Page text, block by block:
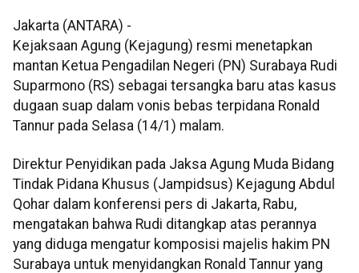
Jakarta (ANTARA) -
Kejaksaan Agung (Kejagung) resmi menetapkan
mantan Ketua Pengadilan Negeri (PN) Surabaya Rudi
Suparmono (RS) sebagai tersangka baru atas kasus
dugaan suap dalam vonis bebas terpidana Ronald
Tannur pada Selasa (14/1) malam.
Direktur Penyidikan pada Jaksa Agung Muda Bidang
Tindak Pidana Khusus (Jampidsus) Kejagung Abdul
Qohar dalam konferensi pers di Jakarta, Rabu,
mengatakan bahwa Rudi ditangkap atas perannya
yang diduga mengatur komposisi majelis hakim PN
Surabaya untuk menyidangkan Ronald Tannur yang